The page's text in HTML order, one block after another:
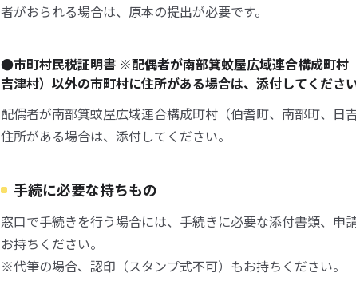
者がおられる場合は、原本の提出が必要です。
●市町村民税証明書 ※配偶者が南部箕蚊屋広域連合構成町村
吉津村）以外の市町村に住所がある場合は、添付してください
配偶者が南部箕蚊屋広域連合構成町村（伯耆町、南部町、日
住所がある場合は、添付してください。
手続に必要な持ちもの
窓口で手続きを行う場合には、手続きに必要な添付書類、申
お持ちください。
※代筆の場合、認印（スタンプ式不可）もお持ちください。